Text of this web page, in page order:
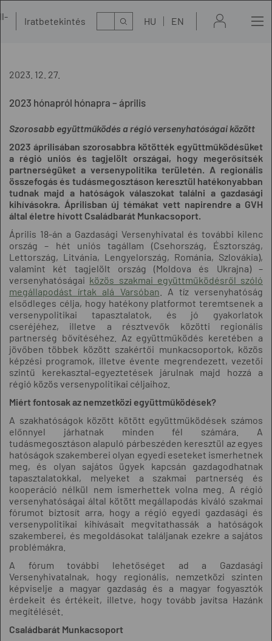
Iratbetekintés Kereső HU EN
2023. 12. 27.
2023 hónapról hónapra – április
Szorosabb együttműködés a régió versenyhatóságai között
2023 áprilisában szorosabbra kötötték együttműködésüket
a régió uniós és tagjelölt országai, hogy megerősítsék
partnerségüket a versenypolitika területén. A regionális
összefogás és tudásmegosztáson keresztül hatékonyabban
tudnak majd a hatóságok válaszokat találni a gazdasági
kihívásokra. Áprilisban új témákat vett napirendre a GVH
által életre hívott Családbarát Munkacsoport.
Április 18-án a Gazdasági Versenyhivatal és további kilenc
ország – hét uniós tagállam (Csehország, Észtország,
Lettország, Litvánia, Lengyelország, Románia, Szlovákia),
valamint két tagjelölt ország (Moldova és Ukrajna) –
versenyhatóságai közös szakmai együttműködésről szóló
megállapodást írtak alá Varsóban . A tíz versenyhatóság
elsődleges célja, hogy hatékony platformot teremtsenek a
versenypolitikai tapasztalatok, és jó gyakorlatok
cseréjéhez, illetve a résztvevők közötti regionális
partnerség bővítéséhez. Az együttműködés keretében a
jövőben többek között szakértői munkacsoportok, közös
képzési programok, illetve évente megrendezett, vezetői
szintű kerekasztal-egyeztetések járulnak majd hozzá a
régió közös versenypolitikai céljaihoz.
Miért fontosak az nemzetközi együttműködések?
A szakhatóságok között kötött együttműködések számos
előnnyel járhatnak minden fél számára. A
tudásmegosztáson alapuló párbeszéden keresztül az egyes
hatóságok szakemberei olyan egyedi eseteket ismerhetnek
meg, és olyan sajátos ügyek kapcsán gazdagodhatnak
tapasztalatokkal, melyeket a szakmai partnerség és
kooperáció nélkül nem ismerhettek volna meg. A régió
versenyhatóságai által kötött megállapodás kiváló szakmai
fórumot biztosít arra, hogy a régió egyedi gazdasági és
versenypolitikai kihívásait megvitathassák a hatóságok
szakemberei, és megoldásokat találjanak ezekre a sajátos
problémákra.
A fórum további lehetőséget ad a Gazdasági
Versenyhivatalnak, hogy regionális, nemzetközi szinten
képviselje a magyar gazdaság és a magyar fogyasztók
érdekeit és értékeit, illetve, hogy tovább javítsa Hazánk
megítélését.
Családbarát Munkacsoport